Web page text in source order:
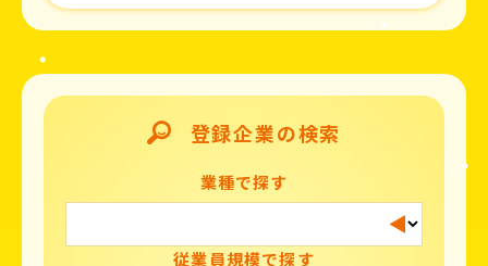
登録企業の検索
業種で探す
従業員規模で探す